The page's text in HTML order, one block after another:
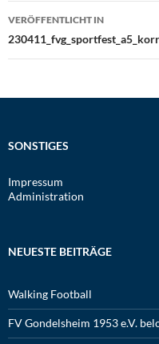
VERÖFFENTLICHT IN
SONSTIGES
Impressum
Administration
NEUESTE BEITRÄGE
Walking Football
FV Gondelsheim 1953 e.V.